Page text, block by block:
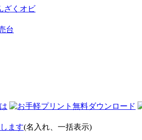
ざくオビ
台
(名入れ、一括表示)